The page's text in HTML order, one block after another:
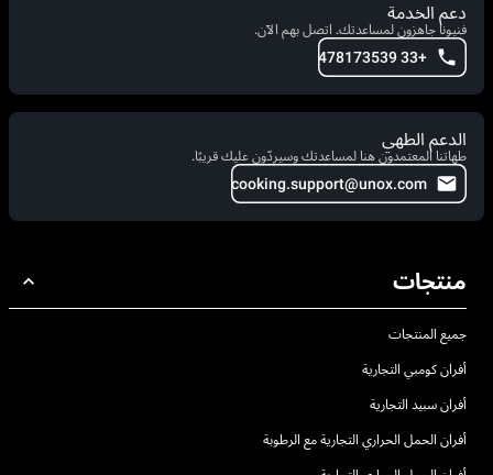
دعم الخدمة
فنيونا جاهزون لمساعدتك. اتصل بهم الآن.
+33 478173539
الدعم الطهي
طهاتنا المعتمدون هنا لمساعدتك وسيردّون عليك قريبًا.
cooking.support@unox.com
منتجات
جميع المنتجات
أفران كومبي التجارية
أفران سبيد التجارية
أفران الحمل الحراري التجارية مع الرطوبة